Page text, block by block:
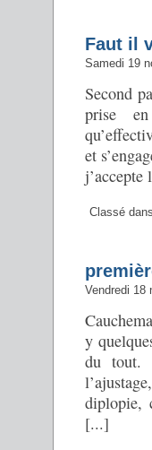
Faut il
Samedi 19
Second
prise
et
Classé dans
Vendredi 18
y
du tout.
diplopie,
[...]